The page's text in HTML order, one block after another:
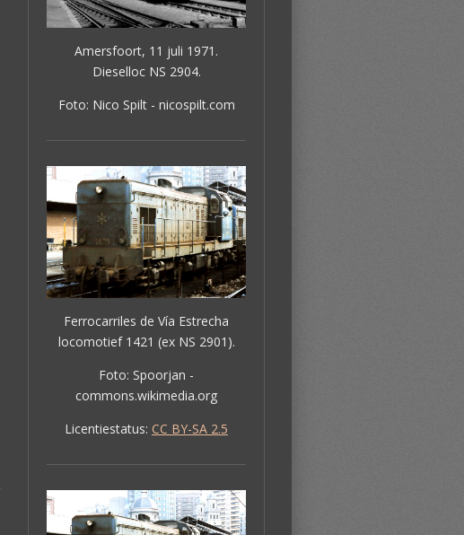
Amersfoort, 11 juli 1971.
Dieselloc NS 2904.
Foto: Nico Spilt - nicospilt.com
Ferrocarriles de Vía Estrecha
locomotief 1421 (ex NS 2901).
Foto: Spoorjan -
commons.wikimedia.org
Licentiestatus: CC BY-SA 2.5